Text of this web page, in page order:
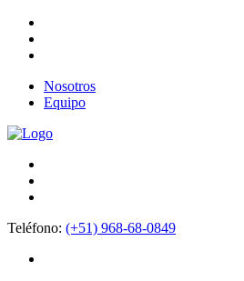
Nosotros
Equipo
Teléfono: (+51) 968-68-0849